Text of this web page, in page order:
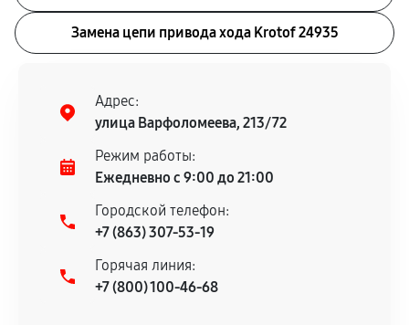
Замена цепи привода хода Krotof 24935
Адрес:
улица Варфоломеева, 213/72
Режим работы:
Ежедневно с 9:00 до 21:00
Городской телефон:
+7 (863) 307-53-19
Горячая линия:
+7 (800) 100-46-68